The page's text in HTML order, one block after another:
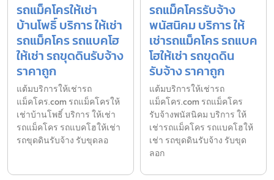
รถแม็คโครให้เช่า
บ้านโพธิ์ บริการ ให้เช่า
รถแม็คโคร รถแบคโฮ
ให้เช่า รถขุดดินรับจ้าง
ราคาถูก
แต้มบริการให้เช่ารถ
แม็คโคร.com รถแม็คโครให้
เช่าบ้านโพธิ์ บริการ ให้เช่า
รถแม็คโคร รถแบคโฮให้เช่า
รถขุดดินรับจ้าง รับขุดลอ
รถแม็คโครรับจ้าง
พนัสนิคม บริการ ให้
เช่ารถแม็คโคร รถแบค
โฮให้เช่า รถขุดดิน
รับจ้าง ราคาถูก
แต้มบริการให้เช่ารถ
แม็คโคร.com รถแม็คโคร
รับจ้างพนัสนิคม บริการ ให้
เช่ารถแม็คโคร รถแบคโฮให้
เช่า รถขุดดินรับจ้าง รับขุด
ลอก